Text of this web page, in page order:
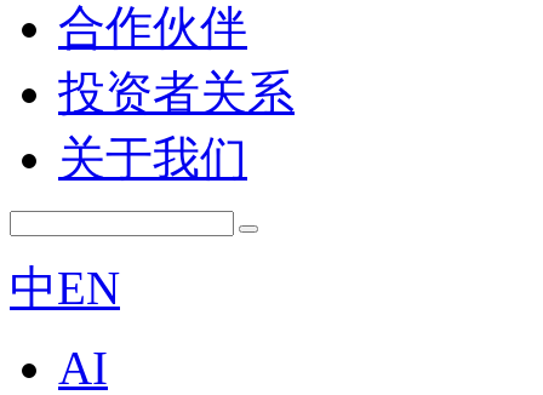
合作伙伴
投资者关系
关于我们
中EN
AI